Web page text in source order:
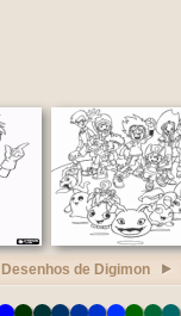
Desenhos de Digimon